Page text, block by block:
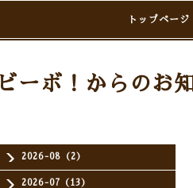
トップページ
2026-08（2）
2026-07（13）
ビーボ！からのお